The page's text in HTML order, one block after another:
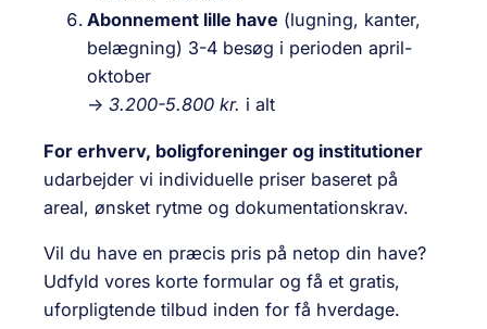
Abonnement lille have (lugning, kanter,
belægning) 3-4 besøg i perioden april-
oktober
→ 3.200-5.800 kr. i alt
For erhverv, boligforeninger og institutioner
udarbejder vi individuelle priser baseret på
areal, ønsket rytme og dokumentationskrav.
Vil du have en præcis pris på netop din have?
Udfyld vores korte formular og få et gratis,
uforpligtende tilbud inden for få hverdage.